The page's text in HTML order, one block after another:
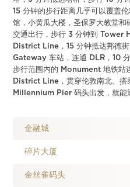
15 分钟的步行距离几乎可以覆盖
馆，小黄瓜大楼，圣保罗大教堂
交通出行，步行 3 分钟到 Tower
District Line，15 分钟抵达邦德
Gateway 车站，连通 DLR，10
步行范围内的 Monument 地铁
District Line，贯穿伦敦南北。搭
Millennium Pier 码头出发，就能
金融城
碎片大厦
金丝雀码头